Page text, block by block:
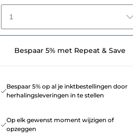
1
Bespaar 5% met Repeat & Save
Bespaar 5% op al je inktbestellingen door
herhalingsleveringen in te stellen
Op elk gewenst moment wijzigen of
opzeggen